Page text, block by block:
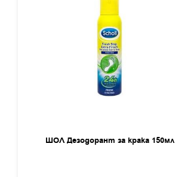
ШОЛ Дезодорант за крака 150мл